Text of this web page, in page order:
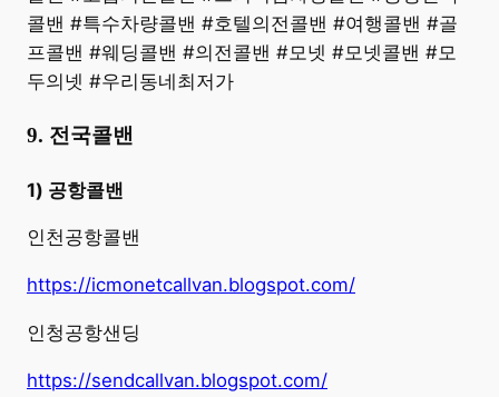
콜밴 #특수차량콜밴 #호텔의전콜밴 #여행콜밴 #골
프콜밴 #웨딩콜밴 #의전콜밴 #모넷 #모넷콜밴 #모
두의넷 #우리동네최저가
9. 전국콜밴
1) 공항콜밴
인천공항콜밴
https://icmonetcallvan.blogspot.com/
인청공항샌딩
https://sendcallvan.blogspot.com/